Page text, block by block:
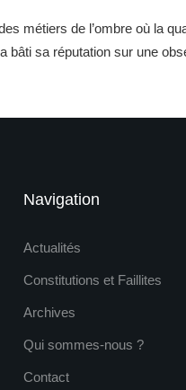
métiers de l’ombre où la
bâti sa réputation sur une
Navigation
Actualités
Constitutions et Faillites
Archives
Qui sommes-nous ?
Contact